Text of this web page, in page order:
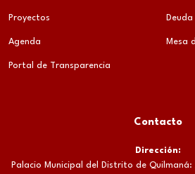
Proyectos
Agenda
Portal de Transparencia
Mesa
Contacto
Dirección:
Palacio Municipal del Distrito de